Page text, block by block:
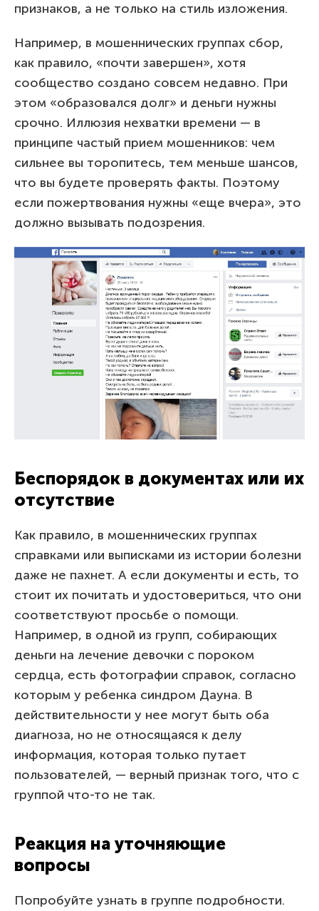
признаков, а не только на стиль изложения.
Например, в мошеннических группах сбор,
как правило, «почти завершен», хотя
сообщество создано совсем недавно. При
этом «образовался долг» и деньги нужны
срочно. Иллюзия нехватки времени — в
принципе частый прием мошенников: чем
сильнее вы торопитесь, тем меньше шансов,
что вы будете проверять факты. Поэтому
если пожертвования нужны «еще вчера», это
должно вызывать подозрения.
Беспорядок в документах или их
отсутствие
Как правило, в мошеннических группах
справками или выписками из истории болезни
даже не пахнет. А если документы и есть, то
стоит их почитать и удостовериться, что они
соответствуют просьбе о помощи.
Например, в одной из групп, собирающих
деньги на лечение девочки с пороком
сердца, есть фотографии справок, согласно
которым у ребенка синдром Дауна. В
действительности у нее могут быть оба
диагноза, но не относящаяся к делу
информация, которая только путает
пользователей, — верный признак того, что с
группой что-то не так.
Реакция на уточняющие
вопросы
Попробуйте узнать в группе подробности.